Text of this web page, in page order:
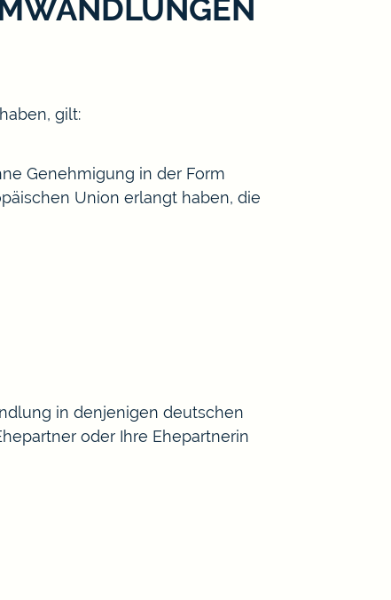
gilt:
Genehmigung in der Form
Union erlangt haben, die
in denjenigen deutschen
oder Ihre Ehepartnerin